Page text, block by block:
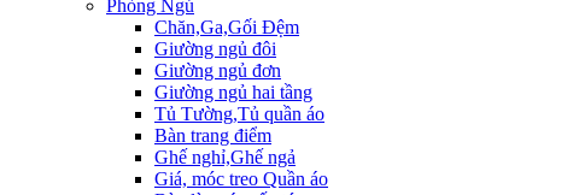
Phòng Ngủ
Chăn,Ga,Gối Đệm
Giường ngủ đôi
Giường ngủ đơn
Giường ngủ hai tầng
Tủ Tường,Tủ quần áo
Bàn trang điểm
Ghế nghỉ,Ghế ngả
Giá, móc treo Quần áo